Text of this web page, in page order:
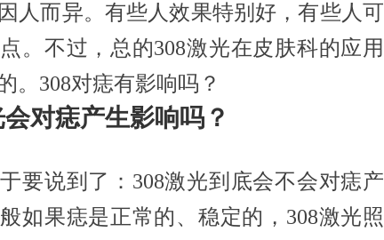
人而异。有些人效果特别好，有些人可
。不过，总的308激光在皮肤科的应用
。308对痣有影响吗？
对痣产生影响吗？
要说到了：308激光到底会不会对痣产
如果痣是正常的、稳定的，308激光照